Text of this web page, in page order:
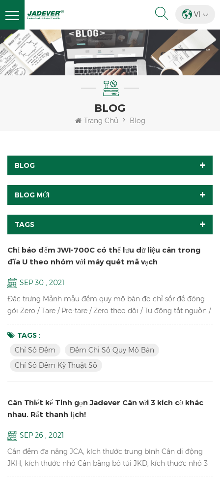
VI
BLOG
Trang Chủ Blog
BLOG
BLOG MỚI
TAGS
Chỉ báo đếm JWI-700C có thể lưu dữ liệu cân trong
đĩa U theo nhóm với máy quét mã vạch
SEP 30 , 2021
Đặc trưng Mảnh mẫu đếm quy mô bàn đo chỉ sốr để đóng
gói Zero / Tare / Pre-tare / Zero theo dõi / Tự động tắt nguồn /
mẫu / Kiểm tra số lượng Lên đến độ phân giải cao trong 1 /
30.000 Màn hình LCD sáng với đèn nền màu xanh lá cây Vỏ
tương tự 350 ohm Công suất, độ phân giải và thông ...
TAGS :
Chỉ Số Đếm
Đếm Chỉ Số Quy Mô Bàn
Chỉ Số Đếm Kỹ Thuật Số
Cân Thiết kế Tinh gọn Jadever Cân với 3 kích cỡ khác
nhau. Rất thanh lịch!
SEP 26 , 2021
Cân đếm đa năng JCA, kích thước trung bình Cân di động
JKH, kích thước nhỏ Cân bằng bỏ túi JKD, kích thước nhỏ 3